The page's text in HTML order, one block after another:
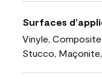
Surfaces
Vinyle,
Stucco,